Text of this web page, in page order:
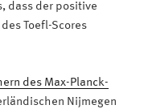
dass der positive
Toefl-Scores
des Max-Planck-
Nijmegen